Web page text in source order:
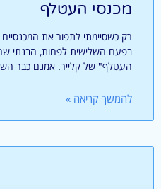
מכנסי העטלף
רק כשסיימתי לתפור את
בפעם השלישית לפחות, הבנתי
העטלף" של קלייר. אמנם כבר
להמשך קריאה »